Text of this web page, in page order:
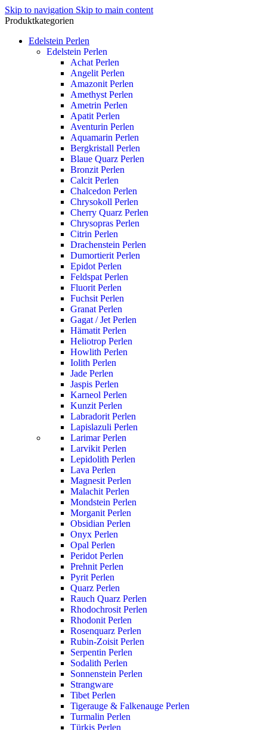
Skip to navigation Skip to main content
Produktkategorien
Edelstein Perlen
Edelstein Perlen
Achat Perlen
Angelit Perlen
Amazonit Perlen
Amethyst Perlen
Ametrin Perlen
Apatit Perlen
Aventurin Perlen
Aquamarin Perlen
Bergkristall Perlen
Blaue Quarz Perlen
Bronzit Perlen
Calcit Perlen
Chalcedon Perlen
Chrysokoll Perlen
Cherry Quarz Perlen
Chrysopras Perlen
Citrin Perlen
Drachenstein Perlen
Dumortierit Perlen
Epidot Perlen
Feldspat Perlen
Fluorit Perlen
Fuchsit Perlen
Granat Perlen
Gagat / Jet Perlen
Hämatit Perlen
Heliotrop Perlen
Howlith Perlen
Iolith Perlen
Jade Perlen
Jaspis Perlen
Karneol Perlen
Kunzit Perlen
Labradorit Perlen
Lapislazuli Perlen
Larimar Perlen
Larvikit Perlen
Lepidolith Perlen
Lava Perlen
Magnesit Perlen
Malachit Perlen
Mondstein Perlen
Morganit Perlen
Obsidian Perlen
Onyx Perlen
Opal Perlen
Peridot Perlen
Prehnit Perlen
Pyrit Perlen
Quarz Perlen
Rauch Quarz Perlen
Rhodochrosit Perlen
Rhodonit Perlen
Rosenquarz Perlen
Rubin-Zoisit Perlen
Serpentin Perlen
Sodalith Perlen
Sonnenstein Perlen
Strangware
Tibet Perlen
Tigerauge & Falkenauge Perlen
Turmalin Perlen
Türkis Perlen